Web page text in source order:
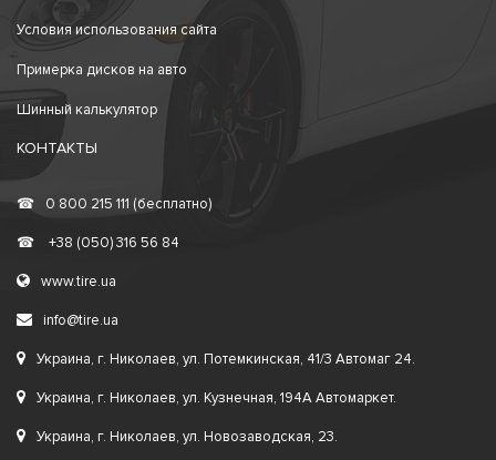
Условия использования сайта
Примерка дисков на авто
Шинный калькулятор
КОНТАКТЫ
☎ 0 800 215 111 (бесплатно)
☎ +38 (050) 316 56 84
www.tire.ua
info@tire.ua
Украина, г. Николаев, ул. Потемкинская, 41/3 Автомаг 24.
Украина, г. Николаев, ул. Кузнечная, 194А Автомаркет.
Украина, г. Николаев, ул. Новозаводская, 23.